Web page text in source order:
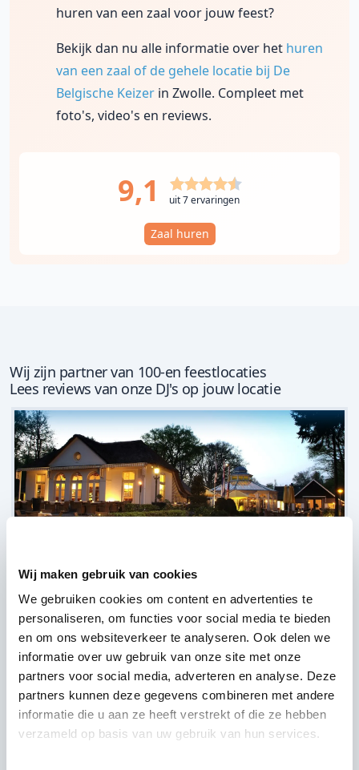
Wij maken gebruik van cookies
We gebruiken cookies om content en advertenties te
personaliseren, om functies voor social media te bieden
en om ons websiteverkeer te analyseren. Ook delen we
informatie over uw gebruik van onze site met onze
partners voor social media, adverteren en analyse. Deze
partners kunnen deze gegevens combineren met andere
informatie die u aan ze heeft verstrekt of die ze hebben
verzameld op basis van uw gebruik van hun services.
huren van een zaal voor jouw feest?
Bekijk dan nu alle informatie over het huren
van een zaal of de gehele locatie bij De
Belgische Keizer in Zwolle. Compleet met
foto's, video's en reviews.
9,1 uit 7 ervaringen
Zaal huren
Wij zijn partner van 100-en feestlocaties
Lees reviews van onze DJ's op jouw locatie
(33 reviews over onze DJ's)